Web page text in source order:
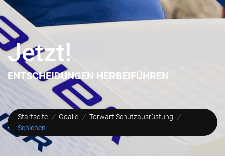
Jetzt!
ENTSCHEIDUNGEN HERBEIFÜHREN
Startseite / Goalie / Torwart Schutzausrüstung
/
Schienen